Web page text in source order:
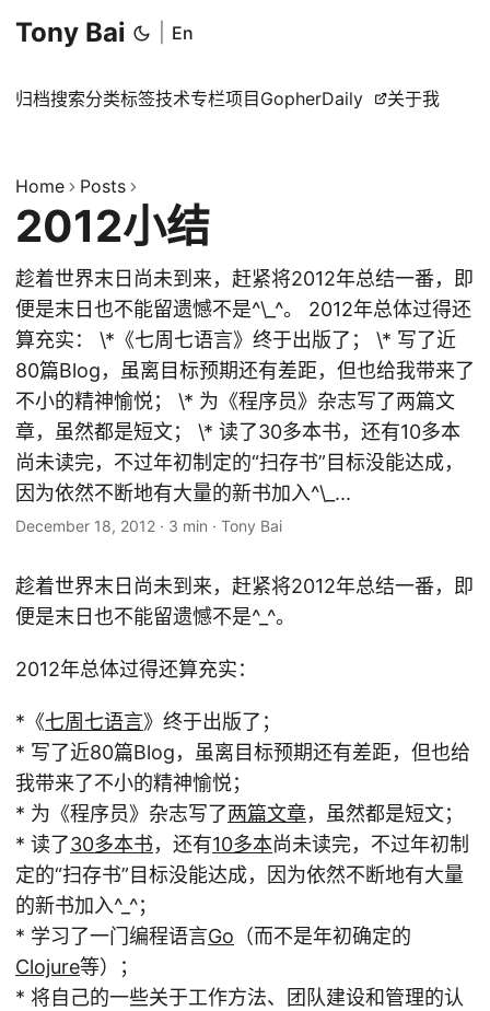
Tony Bai En
归档搜索分类标签技术专栏项目 GopherDaily 关于我
Home Posts
2012小结
趁着世界末日尚未到来，赶紧将2012年总结一番，即
便是末日也不能留遗憾不是^\_^。 2012年总体过得还
算充实： \*《七周七语言》终于出版了； \* 写了近
80篇Blog，虽离目标预期还有差距，但也给我带来了
不小的精神愉悦； \* 为《程序员》杂志写了两篇文
章，虽然都是短文； \* 读了30多本书，还有10多本
尚未读完，不过年初制定的“扫存书”目标没能达成，
因为依然不断地有大量的新书加入^\_...
December 18, 2012 · 3 min · Tony Bai
趁着世界末日尚未到来，赶紧将2012年总结一番，即
便是末日也不能留遗憾不是^_^。
2012年总体过得还算充实：
*《七周七语言》终于出版了；
* 写了近80篇Blog，虽离目标预期还有差距，但也给
我带来了不小的精神愉悦；
* 为《程序员》杂志写了两篇文章，虽然都是短文；
* 读了30多本书，还有10多本尚未读完，不过年初制
定的“扫存书”目标没能达成，因为依然不断地有大量
的新书加入^_^；
* 学习了一门编程语言Go （而不是年初确定的
Clojure等）；
* 将自己的一些关于工作方法、团队建设和管理的认